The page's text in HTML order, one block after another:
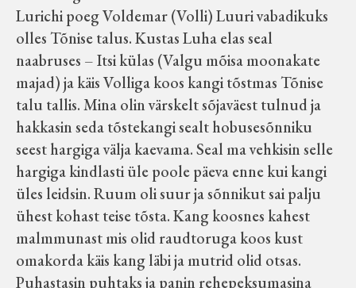
Lurichi poeg Voldemar (Volli) Luuri vabadikuks
olles Tõnise talus. Kustas Luha elas seal
naabruses – Itsi külas (Valgu mõisa moonakate
majad) ja käis Volliga koos kangi tõstmas Tõnise
talu tallis. Mina olin värskelt sõjaväest tulnud ja
hakkasin seda tõstekangi sealt hobusesõnniku
seest hargiga välja kaevama. Seal ma vehkisin selle
hargiga kindlasti üle poole päeva enne kui kangi
üles leidsin. Ruum oli suur ja sõnnikut sai palju
ühest kohast teise tõsta. Kang koosnes kahest
malmmunast mis olid raudtoruga koos kust
omakorda käis kang läbi ja mutrid olid otsas.
Puhastasin puhtaks ja panin rehepeksumasina